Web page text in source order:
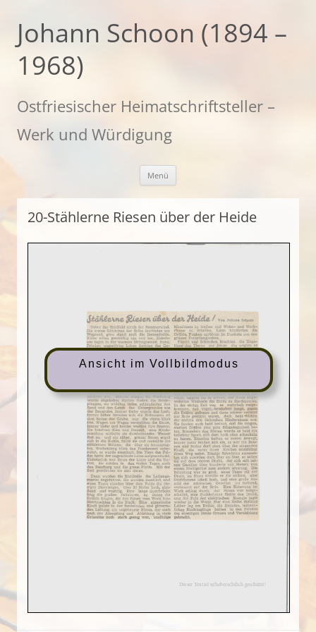
springen
Johann Schoon (1894 –
1968)
Ostfriesischer Heimatschriftsteller –
Werk und Würdigung
Menü
20-Stählerne Riesen über der Heide
Ansicht im Vollbildmodus